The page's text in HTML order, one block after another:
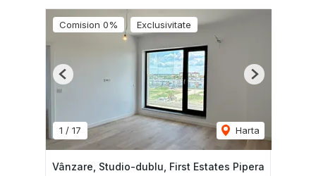
Comision 0% Exclusivitate
1 / 17 Harta
Previous Next
Vânzare, Studio-dublu, First Estates Pipera